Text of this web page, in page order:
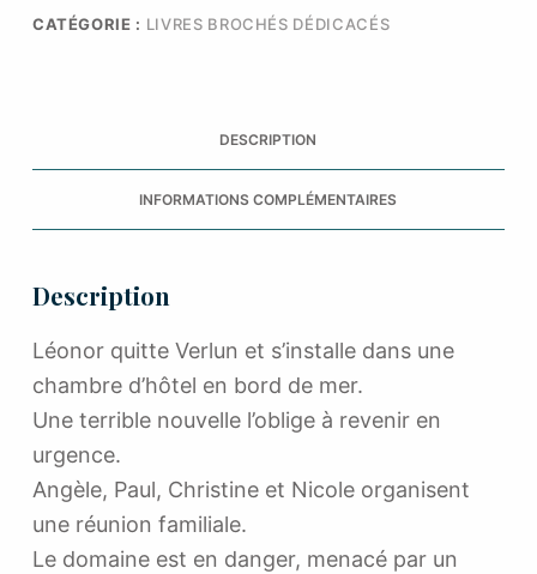
-
CATÉGORIE : LIVRES BROCHÉS DÉDICACÉS
DESCRIPTION
INFORMATIONS COMPLÉMENTAIRES
Description
Léonor quitte Verlun et s’installe dans une
chambre d’hôtel en bord de mer.
Une terrible nouvelle l’oblige à revenir en
urgence.
Angèle, Paul, Christine et Nicole organisent
une réunion familiale.
Le domaine est en danger, menacé par un